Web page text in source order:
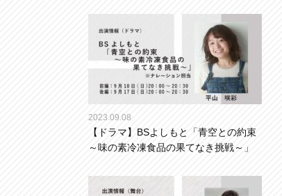
2023.09.08
【ドラマ】BSよしもと「青空との約束
～味の素冷凍食品の果てなき挑戦～」